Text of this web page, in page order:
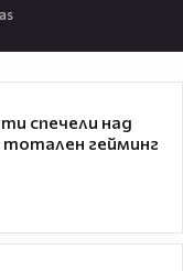
спечели над
тотален гейминг